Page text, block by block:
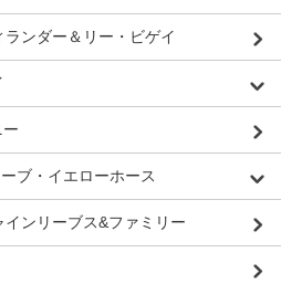
ランダー＆リー・ビゲイ
ブ・イエローホース
インリーブス&ファミリー